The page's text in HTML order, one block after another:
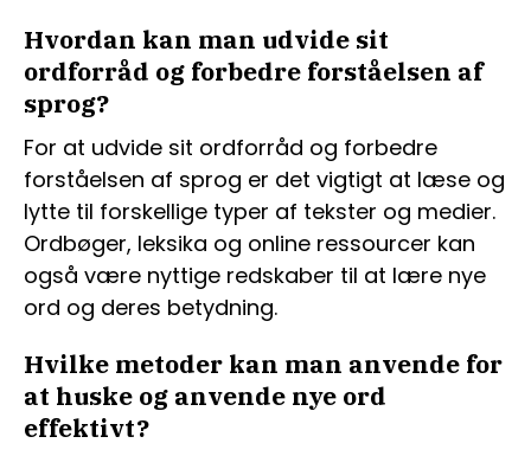
Hvordan kan man udvide sit
ordforråd og forbedre forståelsen af
sprog?
For at udvide sit ordforråd og forbedre
forståelsen af sprog er det vigtigt at læse og
lytte til forskellige typer af tekster og medier.
Ordbøger, leksika og online ressourcer kan
også være nyttige redskaber til at lære nye
ord og deres betydning.
Hvilke metoder kan man anvende for
at huske og anvende nye ord
effektivt?